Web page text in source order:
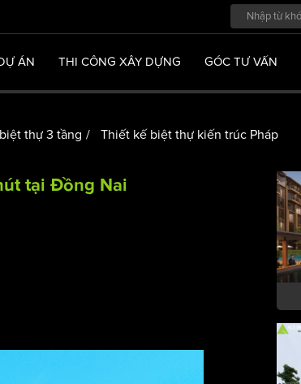
ÁN THI CÔNG XÂY DỰNG GÓC TƯ VẤN
thự 3 tầng Thiết kế biệt thự kiến trúc Pháp
tại Đồng Nai